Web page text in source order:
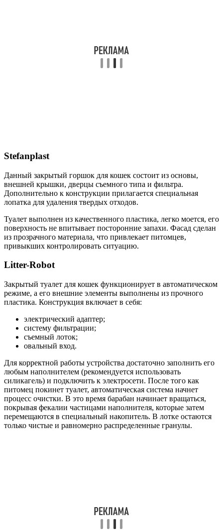
Stefanplast
Данный закрытый горшок для кошек состоит из основы,
внешней крышки, дверцы съемного типа и фильтра.
Дополнительно к конструкции прилагается специальная
лопатка для удаления твердых отходов.
Туалет выполнен из качественного пластика, легко моется, его
поверхность не впитывает посторонние запахи. Фасад сделан
из прозрачного материала, что привлекает питомцев,
привыкших контролировать ситуацию.
Litter-Robot
Закрытый туалет для кошек функционирует в автоматическом
режиме, а его внешние элементы выполнены из прочного
пластика. Конструкция включает в себя:
электрический адаптер;
систему фильтрации;
съемный лоток;
овальный вход.
Для корректной работы устройства достаточно заполнить его
любым наполнителем (рекомендуется использовать
силикагель) и подключить к электросети. После того как
питомец покинет туалет, автоматическая система начнет
процесс очистки. В это время барабан начинает вращаться,
покрывая фекалии частицами наполнителя, которые затем
перемещаются в специальный накопитель. В лотке остаются
только чистые и равномерно распределенные гранулы.